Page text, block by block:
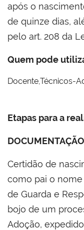
após o
de quinze dias,
pelo art. 208 da
Quem pode
Docente,Técnicos-
Etapas para a
Certidão de
como pai o
de Guarda e
bojo de um
Adoção,